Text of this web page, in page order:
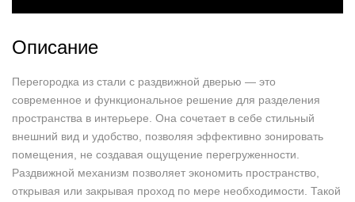
Описание
Перегородка из стали с раздвижной дверью — это
современное и функциональное решение для разделения
пространства в интерьере. Она сочетает в себе стильный
внешний вид и удобство, позволяя эффективно зонировать
помещения, не создавая ощущение перегруженности.
Раздвижной механизм позволяет экономить пространство,
открывая или закрывая проход по мере необходимости. Такой